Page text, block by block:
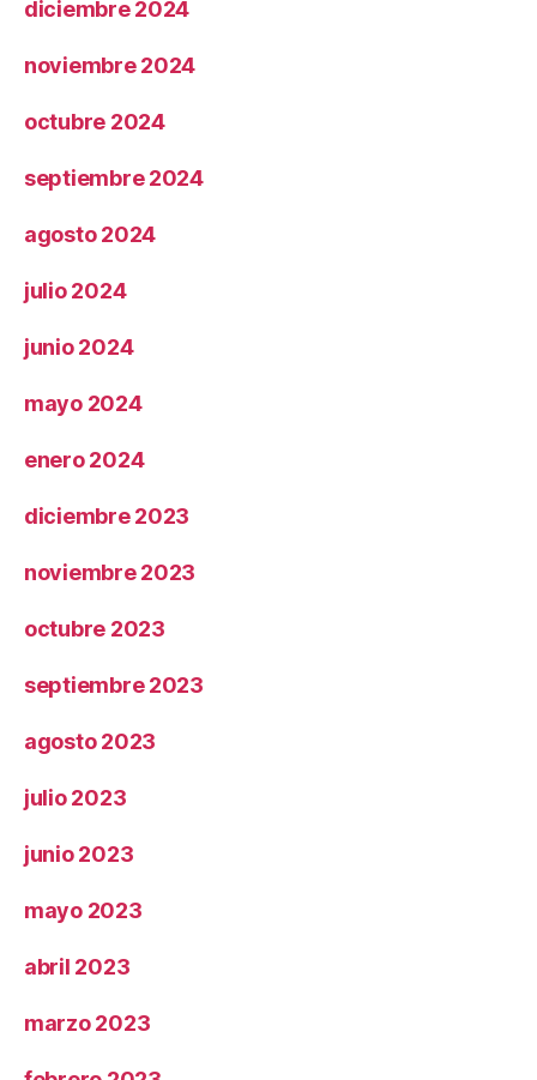
diciembre 2024
noviembre 2024
octubre 2024
septiembre 2024
agosto 2024
julio 2024
junio 2024
mayo 2024
enero 2024
diciembre 2023
noviembre 2023
octubre 2023
septiembre 2023
agosto 2023
julio 2023
junio 2023
mayo 2023
abril 2023
marzo 2023